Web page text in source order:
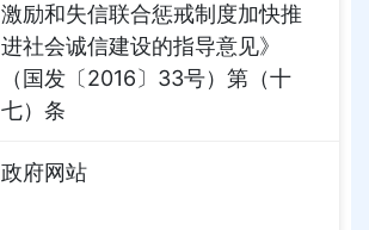
激励和失信联合惩戒制度加快推
进社会诚信建设的指导意见》
（国发〔2016〕33号）第（十
七）条
政府网站